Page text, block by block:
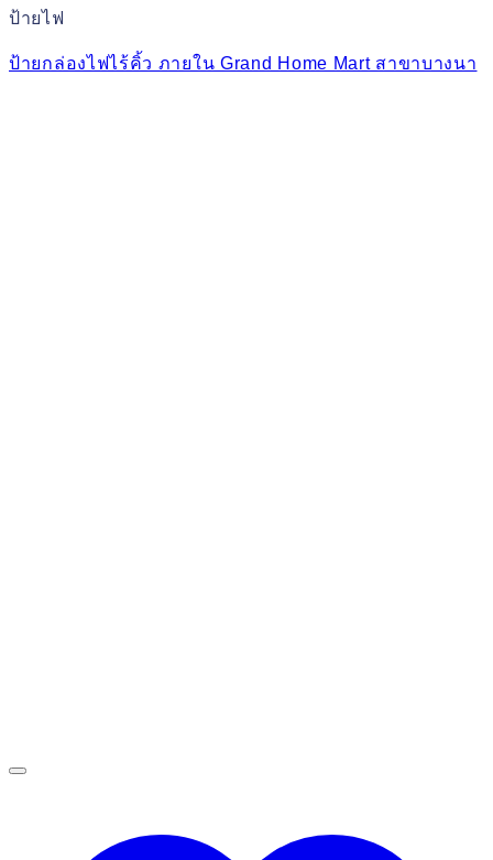
ป้ายไฟ
ป้ายกล่องไฟไร้คิ้ว ภายใน Grand Home Mart สาขาบางนา